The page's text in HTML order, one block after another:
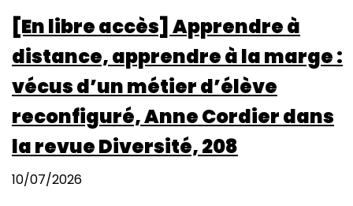
[En libre accès] Apprendre à
distance, apprendre à la marge :
vécus d’un métier d’élève
reconfiguré, Anne Cordier dans
la revue Diversité, 208
10/07/2026